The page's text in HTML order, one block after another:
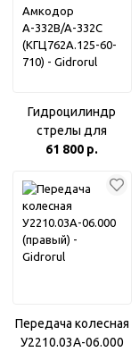
погрузчики ПК-33-
02, ПК-40-02.
(КГЦ236.160-80-
400)
Гидроцилиндр
стрелы для
Амкодор А-332B/A-
60-710)
61 800 р.
Передача колесная
У2210.03А-06.000